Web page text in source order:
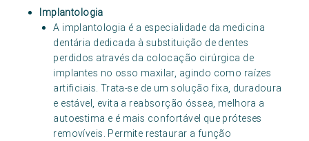
Implantologia
A implantologia é a especialidade da medicina
dentária dedicada à substituição de dentes
perdidos através da colocação cirúrgica de
implantes no osso maxilar, agindo como raízes
artificiais. Trata-se de um solução fixa, duradoura
e estável, evita a reabsorção óssea, melhora a
autoestima e é mais confortável que próteses
removíveis. Permite restaurar a função